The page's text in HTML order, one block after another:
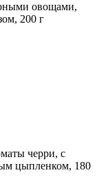
овощами,
200 г
черри, с
цыпленком, 180